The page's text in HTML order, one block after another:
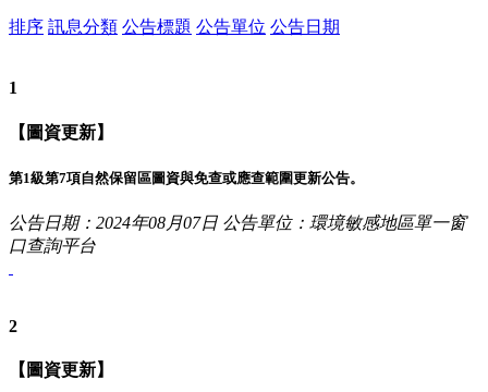
排序 訊息分類 公告標題 公告單位 公告日期
1
【圖資更新】
第1級第7項自然保留區圖資與免查或應查範圍更新公告。
公告日期：2024年08月07日 公告單位：環境敏感地區單一窗
口查詢平台
2
【圖資更新】